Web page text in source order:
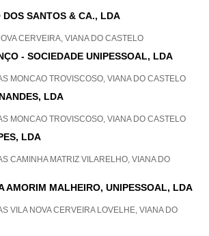
DOS SANTOS & CA., LDA
CERVEIRA, VIANA DO CASTELO
- SOCIEDADE UNIPESSOAL, LDA
MONCAO TROVISCOSO, VIANA DO CASTELO
LDA
MONCAO TROVISCOSO, VIANA DO CASTELO
LDA
CAMINHA MATRIZ VILARELHO, VIANA DO
AMORIM MALHEIRO, UNIPESSOAL, LDA
VILA NOVA CERVEIRA LOVELHE, VIANA DO